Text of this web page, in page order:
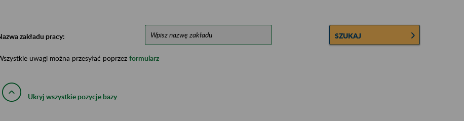
zakładu pracy: SZUKAJ
uwagi można przesyłać poprzez formularz
Ukryj wszystkie pozycje bazy